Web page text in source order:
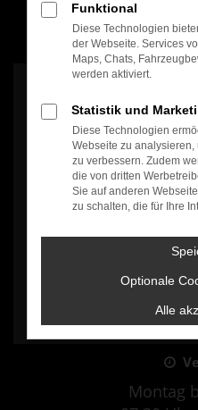
100%
Es wird versucht, Inhalte von
können Daten an Dritte
einverstanden sind,
Montag
Funktional
Diese Technologien
der Webseite. Services
Maps, Chats,
werden aktiviert.
Statistik und
Diese Technologien
Webseite zu
zu verbessern. Zudem
die von dritten
Sie auf anderen
zu schalten, die für Ihre
Optionale
Alle